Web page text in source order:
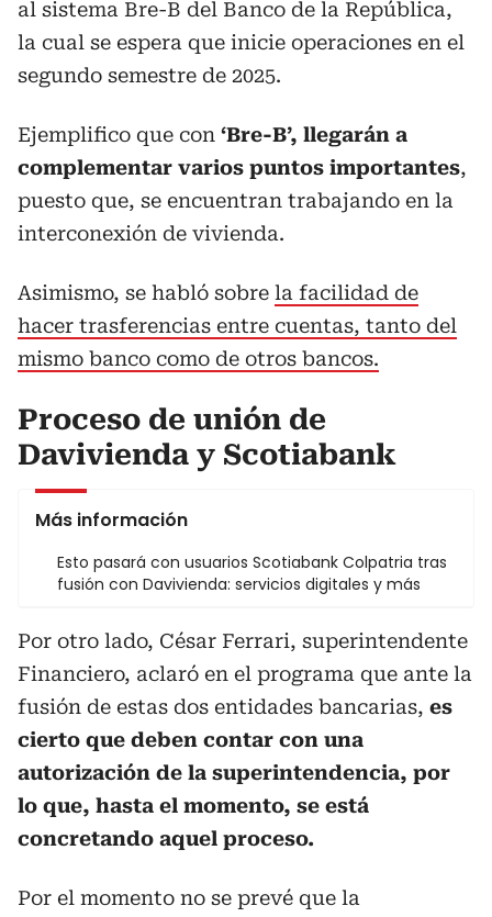
al sistema Bre-B del Banco de la República,
la cual se espera que inicie operaciones en el
segundo semestre de 2025.
Ejemplifico que con ‘Bre-B’, llegarán a
complementar varios puntos importantes,
puesto que, se encuentran trabajando en la
interconexión de vivienda.
Asimismo, se habló sobre la facilidad de
hacer trasferencias entre cuentas, tanto del
mismo banco como de otros bancos.
Proceso de unión de
Davivienda y Scotiabank
Más información
Esto pasará con usuarios Scotiabank Colpatria tras
fusión con Davivienda: servicios digitales y más
Por otro lado, César Ferrari, superintendente
Financiero, aclaró en el programa que ante la
fusión de estas dos entidades bancarias, es
cierto que deben contar con una
autorización de la superintendencia, por
lo que, hasta el momento, se está
concretando aquel proceso.
Por el momento no se prevé que la